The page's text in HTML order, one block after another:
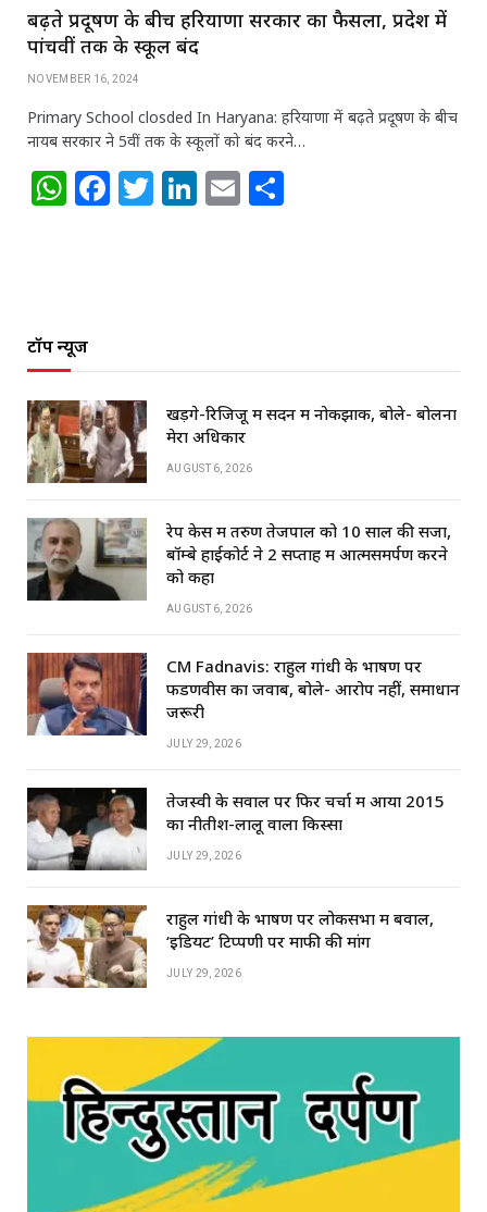
बढ़ते प्रदूषण के बीच हरियाणा सरकार का फैसला, प्रदेश में
पांचवीं तक के स्कूल बंद
NOVEMBER 16, 2024
Primary School closded In Haryana: हरियाणा में बढ़ते प्रदूषण के बीच
नायब सरकार ने 5वीं तक के स्कूलों को बंद करने…
W
p
p
F
o
o
k
T Li
n
E
टॉप न्यूज
खड़गे-रिजिजू में सदन में नोकझोंक, बोले- बोलना
मेरा अधिकार
AUGUST 6, 2026
रेप केस में तरुण तेजपाल को 10 साल की सजा,
बॉम्बे हाईकोर्ट ने 2 सप्ताह में आत्मसमर्पण करने
को कहा
AUGUST 6, 2026
CM Fadnavis: राहुल गांधी के भाषण पर
फडणवीस का जवाब, बोले- आरोप नहीं, समाधान
जरूरी
JULY 29, 2026
तेजस्वी के सवाल पर फिर चर्चा में आया 2015
का नीतीश-लालू वाला किस्सा
JULY 29, 2026
राहुल गांधी के भाषण पर लोकसभा में बवाल,
‘इडियट’ टिप्पणी पर माफी की मांग
JULY 29, 2026